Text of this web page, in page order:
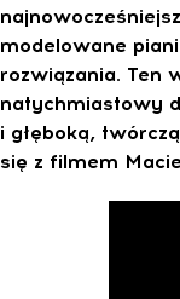
modelowane
rozwiązania. Ten
natychmiastowy
i głęboką,
się z filmem